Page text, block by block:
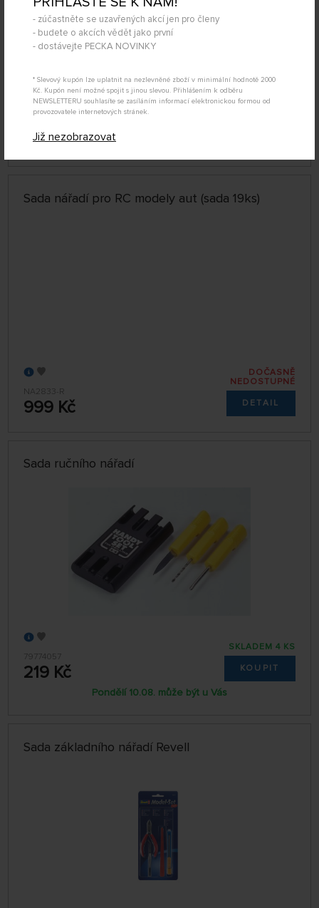
- zúčastněte se uzavřených akcí jen pro členy
- budete o akcích vědět jako první
- dostávejte PECKA NOVINKY
* Slevový kupón lze uplatnit na nezlevněné zboží v minimální hodnotě 2000
Kč. Kupón není možné spojit s jinou slevou. Přihlášením k odběru
NEWSLETTERU souhlasíte se zasíláním informací elektronickou formou od
provozovatele internetových stránek.
Již nezobrazovat
79550830
SKLADEM 2 KS
Pondělí 10.08. může být u Vás
Sada nářadí pro RC modely aut (sada 19ks)
NA2833-R
999 Kč
DOČASNĚ
NEDOSTUPNÉ
DETAIL
Sada ručního nářadí
79774057
219 Kč
SKLADEM 4 KS
KOUPIT
Pondělí 10.08. může být u Vás
Sada základního nářadí Revell